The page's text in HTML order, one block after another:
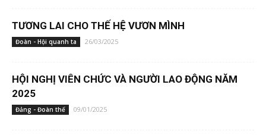
TƯƠNG LAI CHO THẾ HỆ VƯƠN MÌNH
Đoàn - Hội quanh ta 26/03/2025
HỘI NGHỊ VIÊN CHỨC VÀ NGƯỜI LAO ĐỘNG NĂM
2025
Đảng - Đoàn thể 09/01/2025